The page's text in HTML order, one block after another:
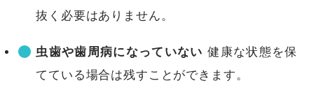
抜く必要はありません。
虫歯や歯周病になっていない 健康な状態を保
てている場合は残すことができます。